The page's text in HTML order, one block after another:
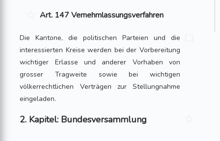
Art. 147 Vernehmlassungsverfahren
Die Kantone, die politischen Parteien und die
interessierten Kreise werden bei der Vorbereitung
wichtiger Erlasse und anderer Vorhaben von
grosser Tragweite sowie bei wichtigen
völkerrechtlichen Verträgen zur Stellungnahme
eingeladen.
2. Kapitel: Bundesversammlung